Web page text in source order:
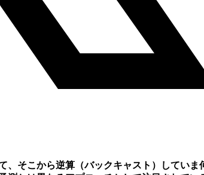
、そこから逆算（バックキャスト）していま